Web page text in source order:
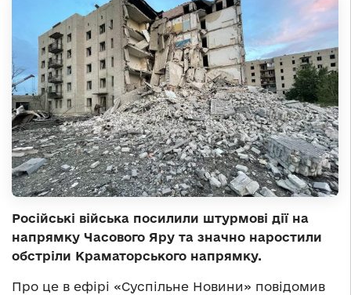
Російські війська посилили штурмові дії на
напрямку Часового Яру та значно наростили
обстріли Краматорського напрямку.
Про це в ефірі «Суспільне Новини» повідомив